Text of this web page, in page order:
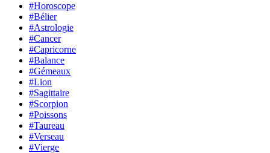
#Horoscope
#Bélier
#Astrologie
#Cancer
#Capricorne
#Balance
#Gémeaux
#Lion
#Sagittaire
#Scorpion
#Poissons
#Taureau
#Verseau
#Vierge